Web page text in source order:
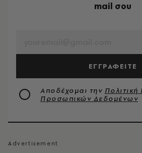
mail σου
ΕΓΓΡΑΦΕΙΤΕ
Αποδέχομαι την
Προσωπικών Δεδομένων